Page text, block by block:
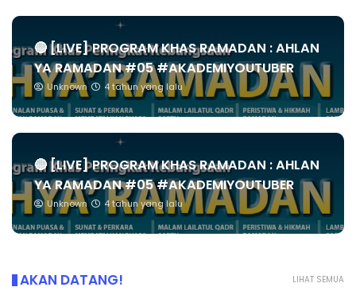
🔴 [LIVE] PROGRAM KHAS RAMADAN : AHLAN
YA RAMADAN #05 #AKADEMIYOUTUBER
Unknown 4 tahun yang lalu
🔴 [LIVE] PROGRAM KHAS RAMADAN : AHLAN
YA RAMADAN #05 #AKADEMIYOUTUBER
Unknown 4 tahun yang lalu
LIHAT SEMUA
AKAN DATANG!